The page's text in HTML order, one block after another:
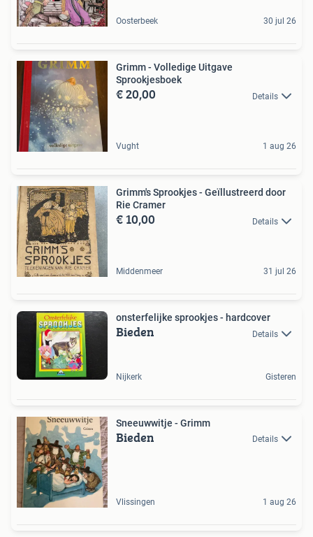
Oosterbeek 30 jul 26
Grimm - Volledige Uitgave
Sprookjesboek
€ 20,00 Details
Vught 1 aug 26
Grimm's Sprookjes - Geïllustreerd door
Rie Cramer
€ 10,00 Details
Middenmeer 31 jul 26
onsterfelijke sprookjes - hardcover
Bieden Details
Nijkerk Gisteren
Sneeuwwitje - Grimm
Bieden Details
Vlissingen 1 aug 26